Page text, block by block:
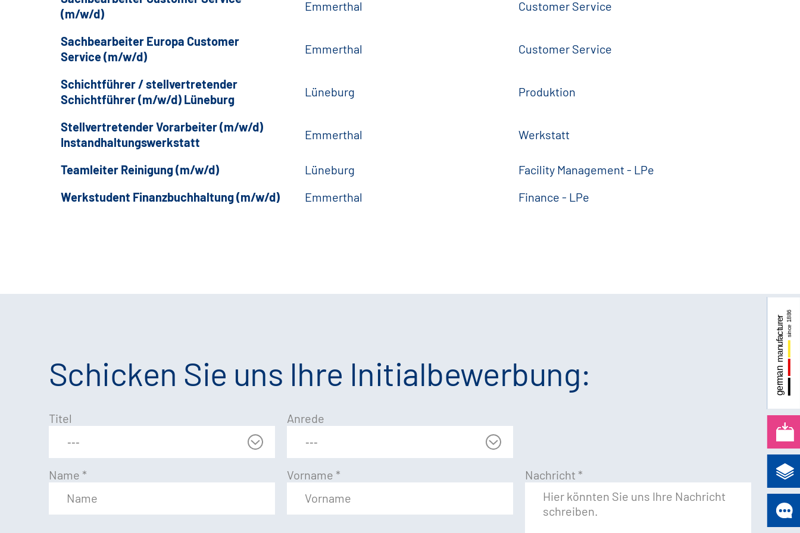
(m/w/d)
Emmerthal Customer Service
Sachbearbeiter Europa Customer
Service (m/w/d)
Emmerthal Customer Service
Schichtführer / stellvertretender
Schichtführer (m/w/d) Lüneburg
Lüneburg Produktion
Stellvertretender Vorarbeiter (m/w/d)
Instandhaltungswerkstatt
Emmerthal Werkstatt
Teamleiter Reinigung (m/w/d) Lüneburg
Facility Management - LPe
Werkstudent Finanzbuchhaltung (m/w/d)
Emmerthal Finance - LPe
Schicken Sie uns Ihre Initialbewerbung:
Titel Anrede
Name * Vorname * Nachricht *